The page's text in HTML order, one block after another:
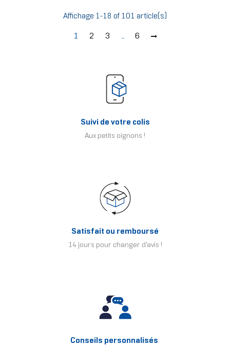
Affichage 1-18 of 101 article(s)
1 2 3 … 6
Suivi de votre colis
Aux petits oignons !
Satisfait ou remboursé
14 jours pour changer d'avis !
Conseils personnalisés